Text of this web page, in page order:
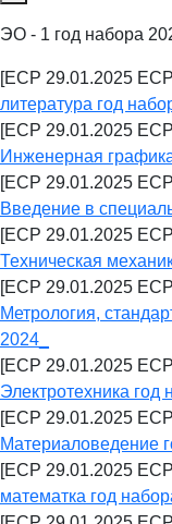
ЭО - 1 год набора
[ECP 29.01.2025
литература год
[ECP 29.01.2025
Инженерная
[ECP 29.01.2025
Введение в
[ECP 29.01.2025
Техническая
[ECP 29.01.2025
Метрология,
2024_
[ECP 29.01.2025
Электротехника год
[ECP 29.01.2025
Материаловедение
[ECP 29.01.2025
математка год